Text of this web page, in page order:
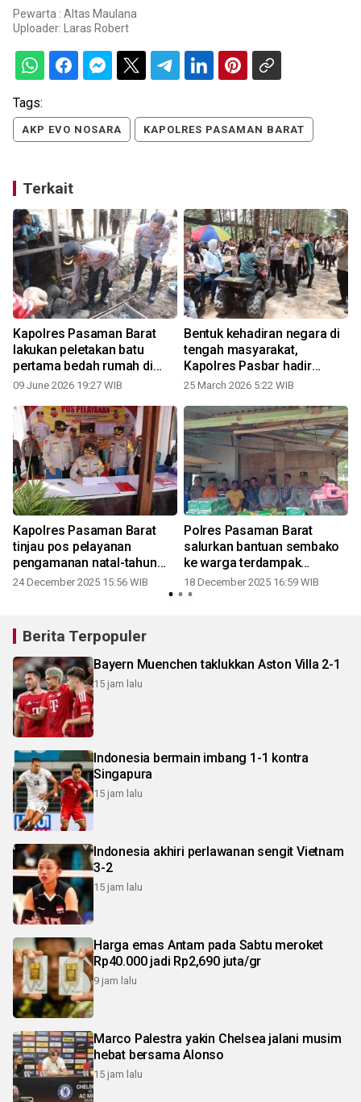
Pewarta : Altas Maulana
Uploader:
Laras Robert
Tags:
AKP EVO NOSARA KAPOLRES PASAMAN BARAT
Terkait
Kapolres Pasaman Barat
lakukan peletakan batu
pertama bedah rumah di
Kecamatan Kinali
09 June 2026 19:27 WIB
Bentuk kehadiran negara di
tengah masyarakat,
Kapolres Pasbar hadir
langsung pantau objek
25 March 2026 5:22 WIB
Kapolres Pasaman Barat
tinjau pos pelayanan
pengamanan natal-tahun
baru
24 December 2025 15:56 WIB
Polres Pasaman Barat
salurkan bantuan sembako
ke warga terdampak
bencana di dua kecamatan
hasil dari motocross piala
18 December 2025 16:59 WIB
Berita Terpopuler
Bayern Muenchen taklukkan Aston Villa 2-1
15 jam lalu
Indonesia bermain imbang 1-1 kontra
Singapura
15 jam lalu
Indonesia akhiri perlawanan sengit Vietnam
3-2
15 jam lalu
Harga emas Antam pada Sabtu meroket
Rp40.000 jadi Rp2,690 juta/gr
9 jam lalu
Marco Palestra yakin Chelsea jalani musim
hebat bersama Alonso
15 jam lalu